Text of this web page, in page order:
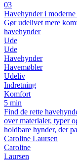
03
Havehynder i
Gør udelivet mere
havehynder
Ude
Ude
Havehynder
Havemøbler
Udeliv
Indretning
Komfort
5 min
Find de rette
over materialer, typer
holdbare hynder, der
Caroline Laursen
Caroline
Laursen